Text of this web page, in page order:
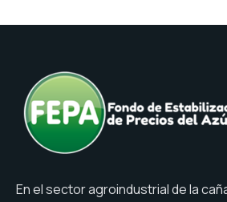
En el sector agroindustrial de la